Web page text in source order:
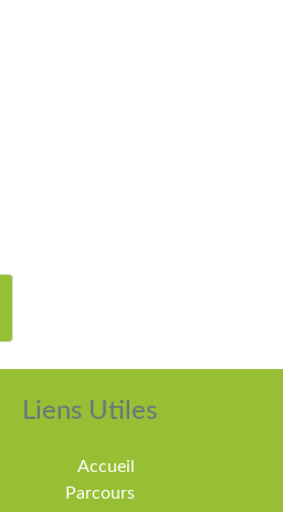
Liens Utiles
Accueil
Parcours